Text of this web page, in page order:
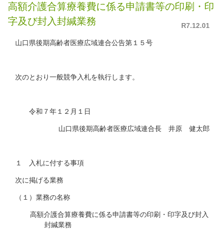
高額介護合算療養費に係る申請書等の印刷・印
字及び封入封緘業務
R7.12.01
山口県後期高齢者医療広域連合公告第１５号
次のとおり一般競争入札を執行します。
令和７年１２月１日
山口県後期高齢者医療広域連合長 井原 健太郎
１ 入札に付する事項
次に掲げる業務
（１）業務の名称
高額介護合算療養費に係る申請書等の印刷・印字及び封入
封緘業務